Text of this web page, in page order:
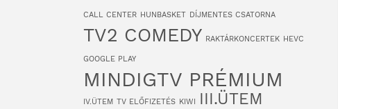
CALL CENTER HUNBASKET DÍJMENTES CSATORNA
TV2 COMEDY RAKTÁRKONCERTEK HEVC
GOOGLE PLAY
MINDIGTV PRÉMIUM
IV.ÜTEM TV ELŐFIZETÉS KIWI
III.ÜTEM